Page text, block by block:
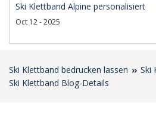
Ski Klettband Alpine personalisiert
Oct 12 - 2025
Ski Klettband bedrucken lassen
Ski
Ski Klettband Blog-Details